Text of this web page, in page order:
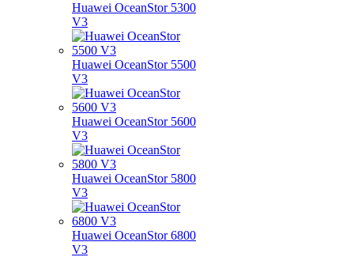
Huawei OceanStor 5300
V3
Huawei OceanStor 5500
V3
Huawei OceanStor 5600
V3
Huawei OceanStor 5800
V3
Huawei OceanStor 6800
V3